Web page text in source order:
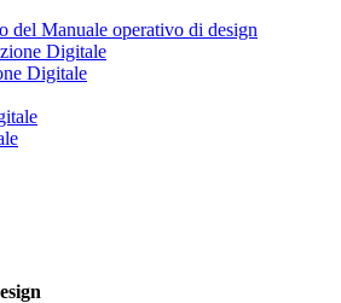
del Manuale operativo di design
Digitale